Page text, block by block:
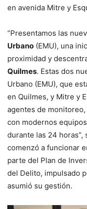
en avenida Mitre y
“Presentamos las
Urbano (EMU), una
proximidad y
Quilmes. Estas dos
Urbano (EMU), que
en Quilmes, y Mitre y
agentes de
con modernos
durante las 24 horas”,
comenzó a funcionar
parte del Plan de
del Delito, impulsado
asumió su gestión.